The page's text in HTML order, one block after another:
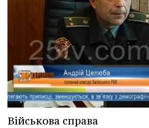
Військова справа